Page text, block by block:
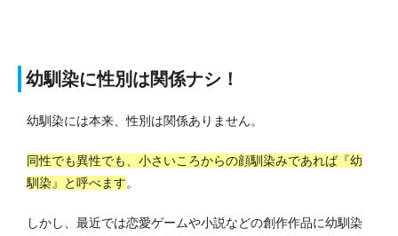
幼馴染に性別は関係ナシ！
幼馴染には本来、性別は関係ありません。
同性でも異性でも、小さいころからの顔馴染みであれば『幼
馴染』と呼べます。
しかし、最近では恋愛ゲームや小説などの創作作品に幼馴染